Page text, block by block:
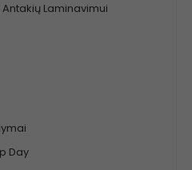
Antakių Laminavimui
Day